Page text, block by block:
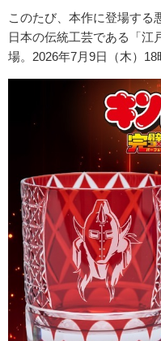
このたび、本作に登場する
日本の伝統工芸である「江
場。2026年7月9日（木）18